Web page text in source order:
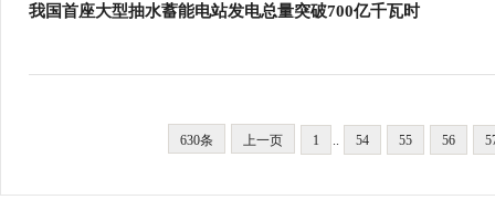
我国首座大型抽水蓄能电站发电总量突破700亿千瓦时
630条 上一页 1 .. 54 55 56